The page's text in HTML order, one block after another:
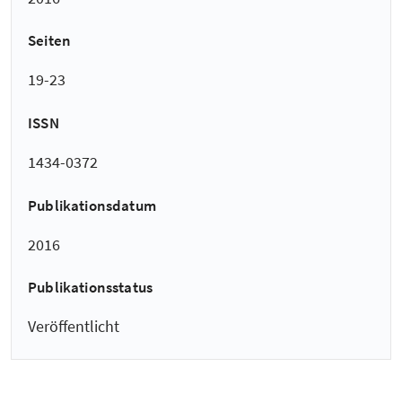
Seiten
19-23
ISSN
1434-0372
Publikationsdatum
2016
Publikationsstatus
Veröffentlicht